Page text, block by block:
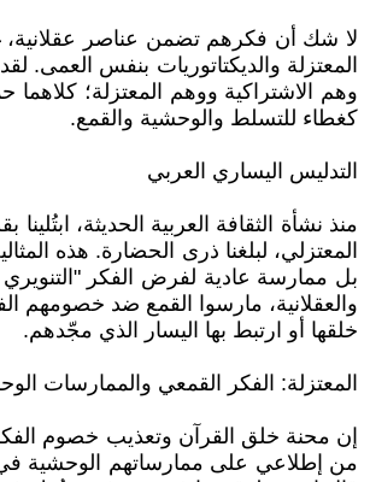
لا شك أن فكرهم تضمن عناصر عقلانية،
المعتزلة والديكتاتوريات بنفس العمى.
وهم الاشتراكية ووهم المعتزلة؛ كلاهما
كغطاء للتسلط والوحشية والقمع.
التدليس اليساري العربي
منذ نشأة الثقافة العربية الحديثة،
المعتزلي، لبلغنا ذرى الحضارة. هذه
بل ممارسة عادية لفرض الفكر
والعقلانية، مارسوا القمع ضد خصومهم
خلقها أو ارتبط بها اليسار الذي مجّدهم.
المعتزلة: الفكر القمعي والممارسات
إن محنة خلق القرآن وتعذيب خصوم
من إطلاعي على ممارساتهم الوحشية